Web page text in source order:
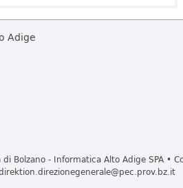
Adige
Bolzano - Informatica Alto Adige SPA •